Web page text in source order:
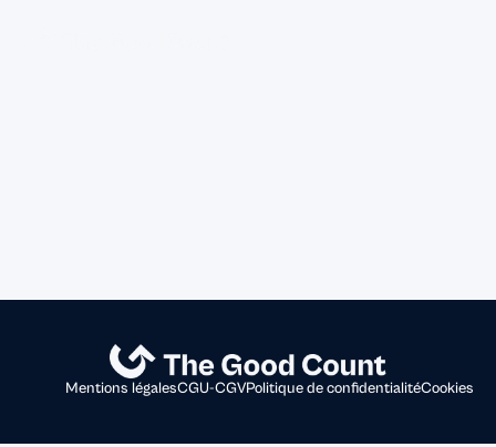
Mentions légalesCGU-CGVPolitique de confidentialitéCookies